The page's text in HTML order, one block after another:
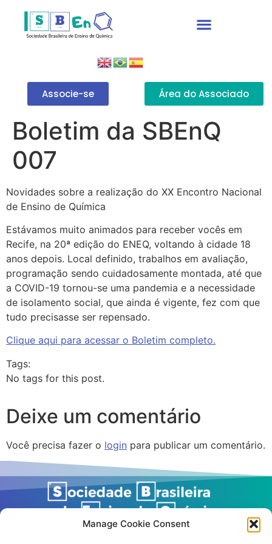
Manage Cookie Consent
Associe-se Área do Associado
Boletim da SBEnQ
007
Novidades sobre a realização do XX Encontro Nacional
de Ensino de Química
Estávamos muito animados para receber vocês em
Recife, na 20ª edição do ENEQ, voltando à cidade 18
anos depois. Local definido, trabalhos em avaliação,
programação sendo cuidadosamente montada, até que
a COVID-19 tornou-se uma pandemia e a necessidade
de isolamento social, que ainda é vigente, fez com que
tudo precisasse ser repensado.
Clique aqui para acessar o Boletim completo.
Tags:
No tags for this post.
Deixe um comentário
Você precisa fazer o login para publicar um comentário.